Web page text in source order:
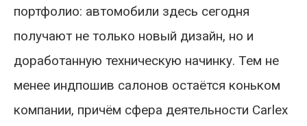
портфолио: автомобили здесь сегодня
получают не только новый дизайн, но и
доработанную техническую начинку. Тем не
менее индпошив салонов остаётся коньком
компании, причём сфера деятельности Carlex